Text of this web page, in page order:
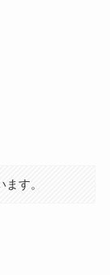
す。